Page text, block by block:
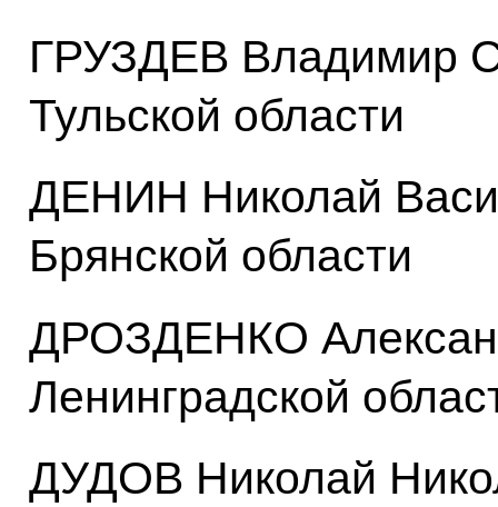
ГРУЗДЕВ Владимир
Тульской области
ДЕНИН Николай
Брянской области
ДРОЗДЕНКО
Ленинградской
ДУДОВ Николай